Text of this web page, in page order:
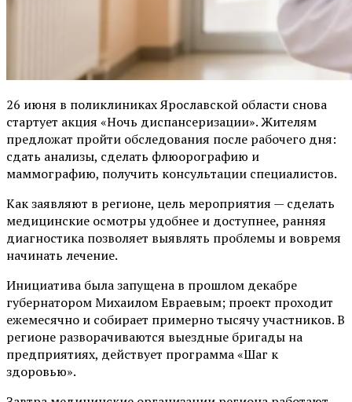
26 июня в поликлиниках Ярославской области снова
стартует акция «Ночь диспансеризации». Жителям
предложат пройти обследования после рабочего дня:
сдать анализы, сделать флюорографию и
маммографию, получить консультации специалистов.
Как заявляют в регионе, цель мероприятия — сделать
медицинские осмотры удобнее и доступнее, ранняя
диагностика позволяет выявлять проблемы и вовремя
начинать лечение.
Инициатива была запущена в прошлом декабре
губернатором Михаилом Евраевым; проект проходит
ежемесячно и собирает примерно тысячу участников. В
регионе разворачиваются выездные бригады на
предприятиях, действует программа «Шаг к
здоровью».